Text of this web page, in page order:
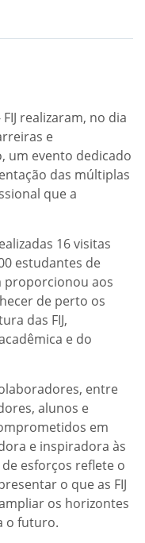
realizaram, no dia
e
um evento dedicado
das múltiplas
que a
16 visitas
estudantes de
proporcionou aos
de perto os
das FIJ,
e do
entre
alunos e
em
e inspiradora às
esforços reflete o
o que as FIJ
os horizontes
o futuro.